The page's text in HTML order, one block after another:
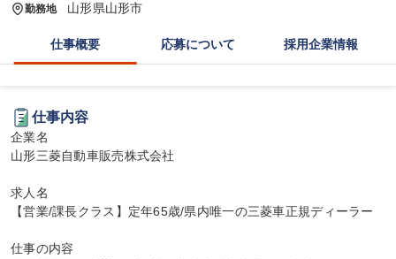
勤務地 山形県山形市
仕事概要 応募について 採用企業情報
仕事内容
企業名
山形三菱自動車販売株式会社
求人名
【営業/課長クラス】定年65歳/県内唯一の三菱車正規ディーラー
仕事の内容